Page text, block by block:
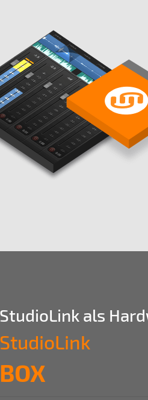
StudioLink als
StudioLink
BOX